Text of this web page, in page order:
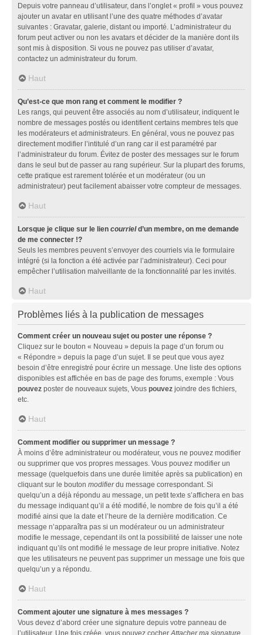
Depuis votre panneau d’utilisateur, dans l’onglet « profil » vous pouvez
ajouter un avatar en utilisant l’une des quatre méthodes d’avatar
suivantes : Gravatar, galerie, distant ou importé. L’administrateur du
forum peut activer ou non les avatars et décider de la manière dont ils
sont mis à disposition. Si vous ne pouvez pas utiliser d’avatar,
contactez un administrateur du forum.
Haut
Qu’est-ce que mon rang et comment le modifier ?
Les rangs, qui peuvent être associés au nom d’utilisateur, indiquent le
nombre de messages postés ou identifient certains membres tels que
les modérateurs et administrateurs. En général, vous ne pouvez pas
directement modifier l’intitulé d’un rang car il est paramétré par
l’administrateur du forum. Évitez de poster des messages sur le forum
dans le seul but de passer au rang supérieur. Sur la plupart des forums,
cette pratique est rarement tolérée et un modérateur (ou un
administrateur) peut facilement abaisser votre compteur de messages.
Haut
Lorsque je clique sur le lien courrield’un membre, on me demande
de me connecter !?
Seuls les membres peuvent s’envoyer des courriels via le formulaire
intégré (si la fonction a été activée par l’administrateur). Ceci pour
empêcher l’utilisation malveillante de la fonctionnalité par les invités.
Haut
Problèmes liés à la publication de messages
Comment créer un nouveau sujet ou poster une réponse ?
Cliquez sur le bouton « Nouveau » depuis la page d’un forum ou
« Répondre » depuis la page d’un sujet. Il se peut que vous ayez
besoin d’être enregistré pour écrire un message. Une liste des options
disponibles est affichée en bas de page des forums, exemple : Vous
pouvez poster de nouveaux sujets, Vous pouvez joindre des fichiers,
etc.
Haut
Comment modifier ou supprimer un message ?
À moins d’être administrateur ou modérateur, vous ne pouvez modifier
ou supprimer que vos propres messages. Vous pouvez modifier un
message (quelquefois dans une durée limitée après sa publication) en
cliquant sur le bouton modifierdu message correspondant. Si
quelqu’un a déjà répondu au message, un petit texte s’affichera en bas
du message indiquant qu’il a été modifié, le nombre de fois qu’il a été
modifié ainsi que la date et l’heure de la dernière modification. Ce
message n’apparaîtra pas si un modérateur ou un administrateur
modifie le message, cependant ils ont la possibilité de laisser une note
indiquant qu’ils ont modifié le message de leur propre initiative. Notez
que les utilisateurs ne peuvent pas supprimer un message une fois que
quelqu’un y a répondu.
Haut
Comment ajouter une signature à mes messages ?
Vous devez d’abord créer une signature depuis votre panneau de
l’utilisateur. Une fois créée, vous pouvez cocher Attacher ma signature